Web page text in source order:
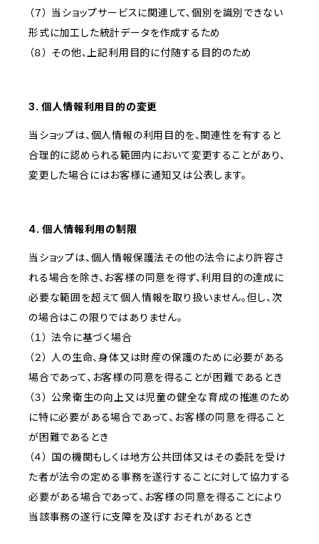
（７） 当ショップサービスに関連して、個別を識別できない
形式に加工した統計データを作成するため
（８） その他、上記利用目的に付随する目的のため
3. 個人情報利用目的の変更
当ショップは、個人情報の利用目的を、関連性を有すると
合理的に認められる範囲内において変更することがあり、
変更した場合にはお客様に通知又は公表します。
4. 個人情報利用の制限
当ショップは、個人情報保護法その他の法令により許容さ
れる場合を除き、お客様の同意を得ず、利用目的の達成に
必要な範囲を超えて個人情報を取り扱いません。但し、次
の場合はこの限りではありません。
（１） 法令に基づく場合
（２） 人の生命、身体又は財産の保護のために必要がある
場合であって、お客様の同意を得ることが困難であるとき
（３） 公衆衛生の向上又は児童の健全な育成の推進のため
に特に必要がある場合であって、お客様の同意を得ること
が困難であるとき
（４） 国の機関もしくは地方公共団体又はその委託を受け
た者が法令の定める事務を遂行することに対して協力する
必要がある場合であって、お客様の同意を得ることにより
当該事務の遂行に支障を及ぼすおそれがあるとき